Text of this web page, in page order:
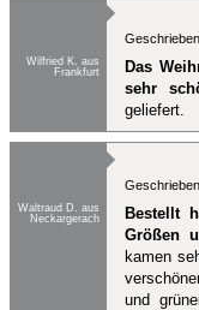
Wilfried K. aus
Frankfurt
Das
sehr
geliefert.
Waltraud D. aus
Neckargerach
Bestellt
Größen
kamen
und